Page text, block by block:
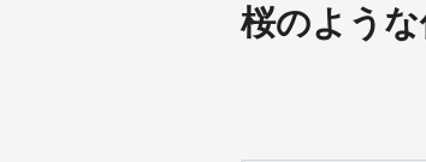
桜のよう